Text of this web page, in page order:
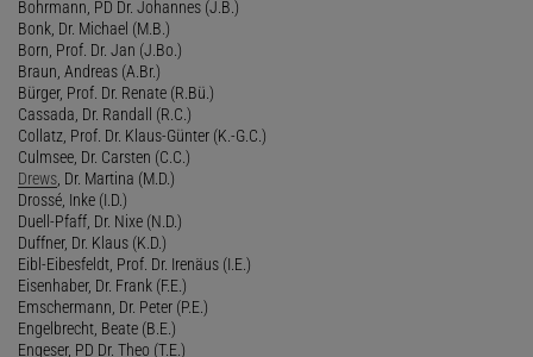
Bohrmann, PD Dr. Johannes (J.B.)
Bonk, Dr. Michael (M.B.)
Born, Prof. Dr. Jan (J.Bo.)
Braun, Andreas (A.Br.)
Bürger, Prof. Dr. Renate (R.Bü.)
Cassada, Dr. Randall (R.C.)
Collatz, Prof. Dr. Klaus-Günter (K.-G.C.)
Culmsee, Dr. Carsten (C.C.)
Drews , Dr. Martina (M.D.)
Drossé, Inke (I.D.)
Duell-Pfaff, Dr. Nixe (N.D.)
Duffner, Dr. Klaus (K.D.)
Eibl-Eibesfeldt, Prof. Dr. Irenäus (I.E.)
Eisenhaber, Dr. Frank (F.E.)
Emschermann, Dr. Peter (P.E.)
Engelbrecht, Beate (B.E.)
Engeser, PD Dr. Theo (T.E.)